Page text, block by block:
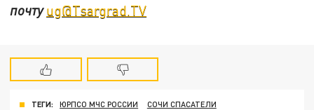
почтуug@Tsargrad.TV
ТЕГИ: ЮРПСО МЧС РОССИИ
СОЧИ СПАСАТЕЛИ